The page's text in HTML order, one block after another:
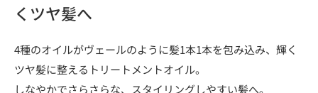
くツヤ髪へ
4種のオイルがヴェールのように髪1本1本を包み込み、輝く
ツヤ髪に整えるトリートメントオイル。
しなやかでさらさらな、スタイリングしやすい髪へ。